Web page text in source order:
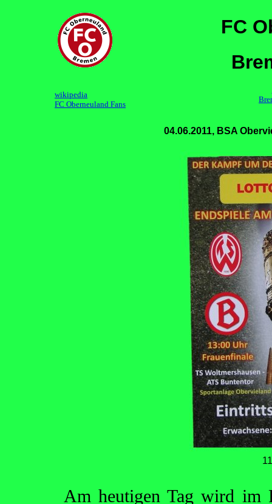
FC
wikipedia
FC Oberneuland Fans
04.06.2011, BSA
Am heutigen Tag wird im